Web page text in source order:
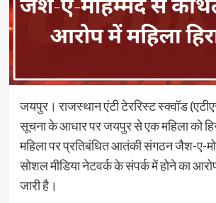
जयपुर। राजस्थान एंटी टेररिस्ट स्क्वॉड
सूचना के आधार पर जयपुर से एक महिला को
महिला पर प्रतिबंधित आतंकी संगठन जैश-ए-
सोशल मीडिया नेटवर्क के संपर्क में होने का
जारी है।